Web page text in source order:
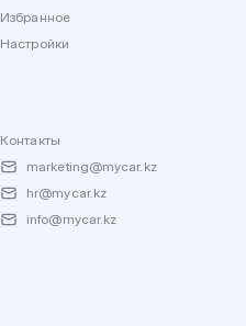
Избранное
Настройки
Контакты
marketing@mycar.kz
hr@mycar.kz
info@mycar.kz